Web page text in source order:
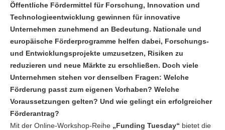
Öffentliche Fördermittel für Forschung, Innovation und
Technologieentwicklung gewinnen für innovative
Unternehmen zunehmend an Bedeutung. Nationale und
europäische Förderprogramme helfen dabei, Forschungs-
und Entwicklungsprojekte umzusetzen, Risiken zu
reduzieren und neue Märkte zu erschließen. Doch viele
Unternehmen stehen vor denselben Fragen: Welche
Förderung passt zum eigenen Vorhaben? Welche
Voraussetzungen gelten? Und wie gelingt ein erfolgreicher
Förderantrag?
Mit der Online-Workshop-Reihe „Funding Tuesday“ bietet die